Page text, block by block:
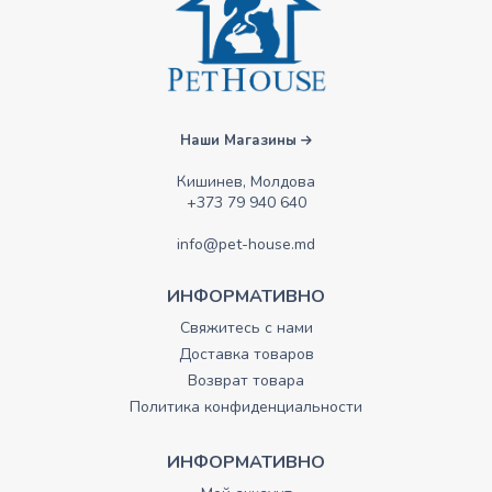
Наши Магазины
Кишинев, Молдова
+373 79 940 640
info@pet-house.md
ИНФОРМАТИВНО
Свяжитесь с нами
Доставка товаров
Возврат товара
Политика конфиденциальности
ИНФОРМАТИВНО